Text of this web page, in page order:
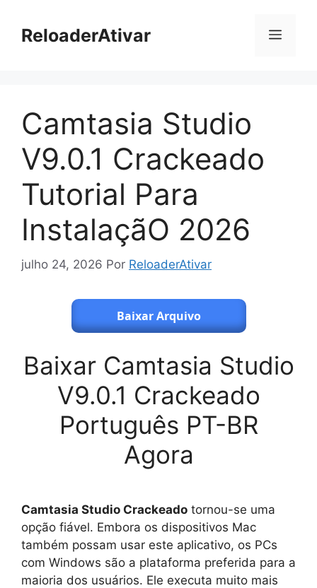
paraReloaderAtivar Menu
Camtasia Studio
V9.0.1 Crackeado
Tutorial Para
InstalaçãO 2026
julho 24, 2026 Por ReloaderAtivar
Baixar Arquivo
Baixar Camtasia Studio
V9.0.1 Crackeado
Português PT-BR
Agora
Camtasia Studio Crackeado tornou-se uma
opção fiável. Embora os dispositivos Mac
também possam usar este aplicativo, os PCs
com Windows são a plataforma preferida para a
maioria dos usuários. Ele executa muito mais